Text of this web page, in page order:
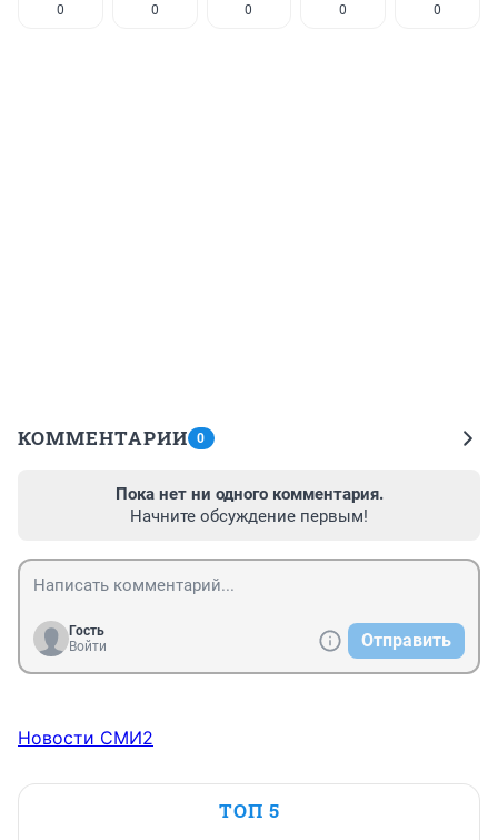
0 0 0 0 0
КОММЕНТАРИИ 0
Пока нет ни одного комментария.
Начните обсуждение первым!
Гость
Войти
Отправить
Новости СМИ2
ТОП 5